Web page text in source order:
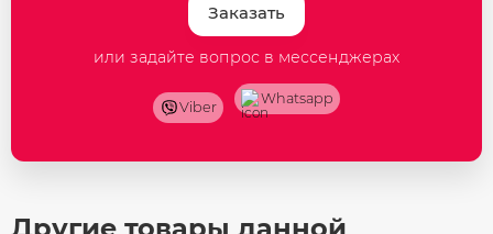
Заказать
или задайте вопрос в мессенджерах
Viber
Whatsapp